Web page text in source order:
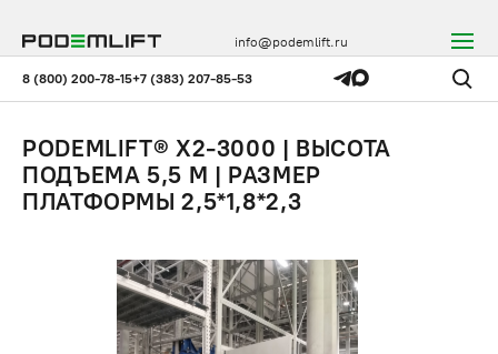
8 (800) 200-78-15+7 (383) 207-85-53
info@podemlift.ru
PODEMLIFT® X2-3000 | ВЫСОТА
ПОДЪЕМА 5,5 М | РАЗМЕР
ПЛАТФОРМЫ 2,5*1,8*2,3